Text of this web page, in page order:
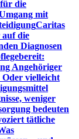
die
mit
Caritas
auf die
Diagnosen
Angehöriger
vielleicht
weniger
bedeuten
tätliche